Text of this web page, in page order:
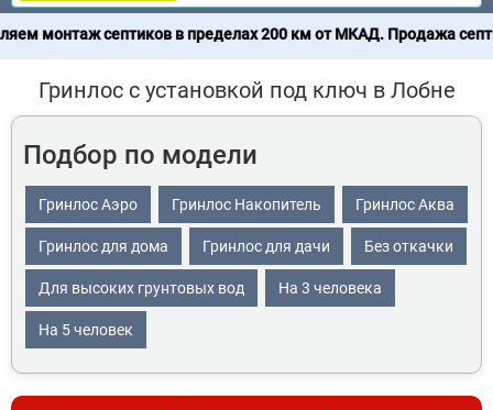
в пределах 200 км от МКАД. Продажа септиков по всей
Гринлос с установкой под ключ в Лобне
Подбор по модели
Гринлос Аэро Гринлос Накопитель Гринлос Аква
Гринлос для дома Гринлос для дачи Без откачки
Для высоких грунтовых вод На 3 человека
На 5 человек